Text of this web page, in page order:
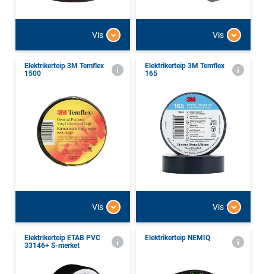
Vis Vis
Elektrikerteip 3M Temflex
1500
Vis
Elektrikerteip 3M Temflex
165
Vis
Elektrikerteip ETAB PVC
33146+ S-merket
Elektrikerteip NEMIQ